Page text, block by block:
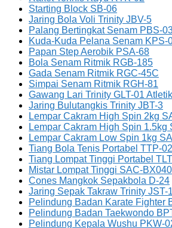
Starting Block SB-06
Jaring Bola Voli Trinity JBV-5
Palang Bertingkat Senam PBS-
Kuda-Kuda Pelana Senam KPS-
Papan Step Aerobik PSA-68
Bola Senam Ritmik RGB-185
Gada Senam Ritmik RGC-45C
Simpai Senam Ritmik RGH-81
Gawang Lari Trinity GLT-01 Atletik
Jaring Bulutangkis Trinity JBT-3
Lempar Cakram High Spin 2kg
Lempar Cakram High Spin 1.5kg
Lempar Cakram Low Spin 1kg
Tiang Bola Tenis Portabel TTP-
Tiang Lompat Tinggi Portabel
Mistar Lompat Tinggi SAC-BX040
Cones Mangkok Sepakbola D-24
Jaring Sepak Takraw Trinity JST-1
Pelindung Badan Karate Fighter
Pelindung Badan Taekwondo
Pelindung Kepala Wushu PKW-